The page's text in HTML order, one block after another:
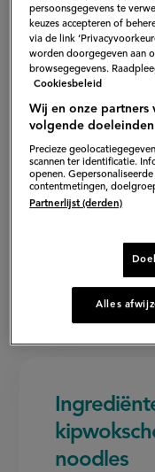
noodles
persoonsgegevens te
keuzes accepteren of
via de link
worden doorgegeven aan
browsegegevens.
Cookiesbeleid
Wij en onze partners
volgende
Precieze
scannen ter identificatie.
openen.
contentmetingen,
Partnerlijst (derden)
Alles